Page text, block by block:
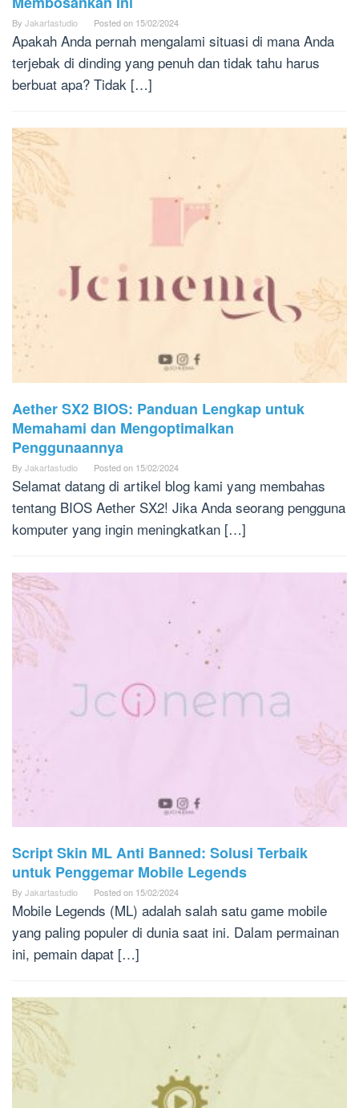
By Jakartastudio Posted on 15/02/2024
Apakah Anda pernah mengalami situasi di mana Anda
terjebak di dinding yang penuh dan tidak tahu harus
berbuat apa? Tidak […]
Aether SX2 BIOS: Panduan Lengkap untuk
Memahami dan Mengoptimalkan
Penggunaannya
By Jakartastudio Posted on 15/02/2024
Selamat datang di artikel blog kami yang membahas
tentang BIOS Aether SX2! Jika Anda seorang pengguna
komputer yang ingin meningkatkan […]
Script Skin ML Anti Banned: Solusi Terbaik
untuk Penggemar Mobile Legends
By Jakartastudio Posted on 15/02/2024
Mobile Legends (ML) adalah salah satu game mobile
yang paling populer di dunia saat ini. Dalam permainan
ini, pemain dapat […]